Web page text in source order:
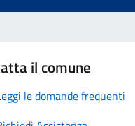
il comune
le domande frequenti